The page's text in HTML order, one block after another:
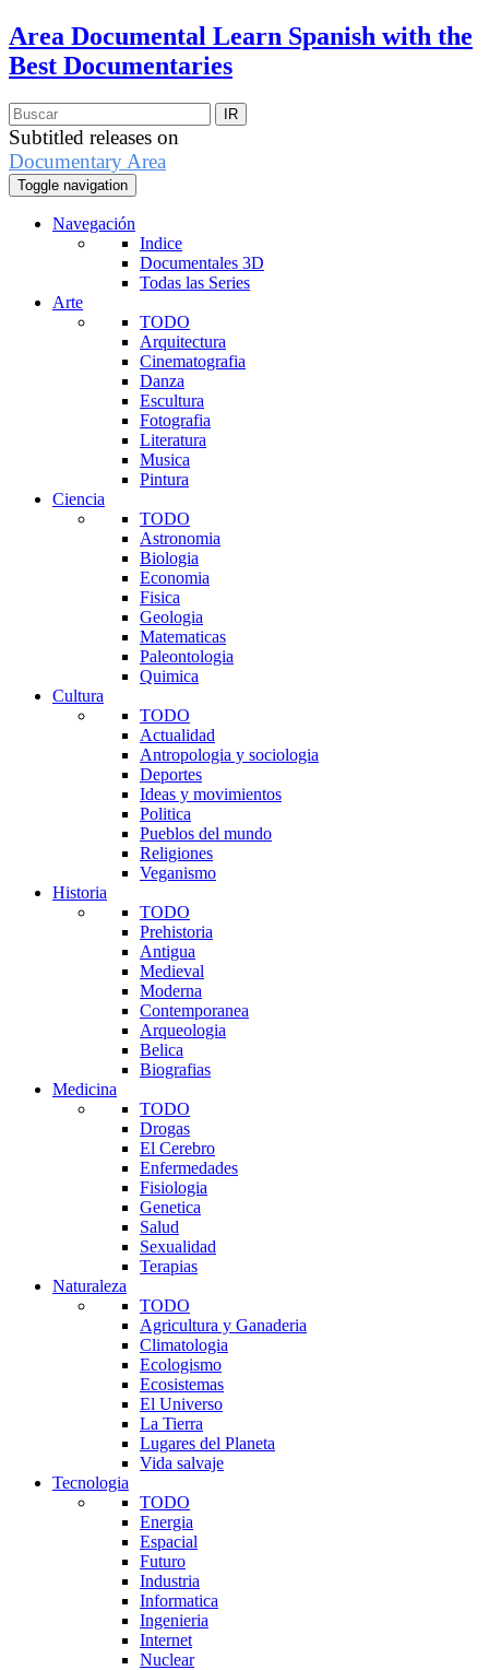
Area Documental Learn Spanish with the
Best Documentaries
Subtitled releases on
Documentary Area
Toggle navigation
Navegación
Indice
Documentales 3D
Todas las Series
Arte
TODO
Arquitectura
Cinematografia
Danza
Escultura
Fotografia
Literatura
Musica
Pintura
Ciencia
TODO
Astronomia
Biologia
Economia
Fisica
Geologia
Matematicas
Paleontologia
Quimica
Cultura
TODO
Actualidad
Antropologia y sociologia
Deportes
Ideas y movimientos
Politica
Pueblos del mundo
Religiones
Veganismo
Historia
TODO
Prehistoria
Antigua
Medieval
Moderna
Contemporanea
Arqueologia
Belica
Biografias
Medicina
TODO
Drogas
El Cerebro
Enfermedades
Fisiologia
Genetica
Salud
Sexualidad
Terapias
Naturaleza
TODO
Agricultura y Ganaderia
Climatologia
Ecologismo
Ecosistemas
El Universo
La Tierra
Lugares del Planeta
Vida salvaje
Tecnologia
TODO
Energia
Espacial
Futuro
Industria
Informatica
Ingenieria
Internet
Nuclear